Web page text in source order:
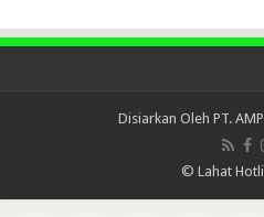
Disiarkan Oleh PT.
© Lahat